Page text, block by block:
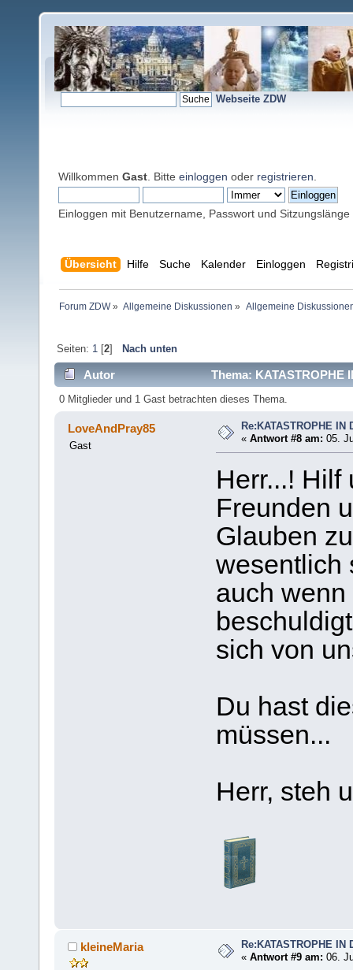
Webseite ZDW
Willkommen Gast . Bitte einloggen oder registrieren
Einloggen mit Benutzername, Passwort und Sitzungslänge
Übersicht Hilfe Suche Kalender Einloggen
Forum ZDW» Allgemeine Diskussionen » Allgemeine
Seiten: 1[2] Nach unten
Autor Thema: KATASTROPHE
0 Mitglieder und 1 Gast betrachten dieses Thema.
LoveAndPray85
Gast
Re:KATASTROPHE IN
«Antwort #8 am: 05.
Herr...! Hilf
Freunden
Glauben
wesentlich
auch
sich von
Du hast
müssen...
Herr, steh
kleineMaria
Re:KATASTROPHE IN
«Antwort #9 am: 06.